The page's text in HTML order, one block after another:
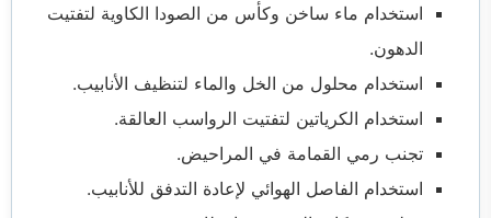
استخدام ماء ساخن وكأس من الصودا الكاوية لتفتيت
الدهون.
استخدام محلول من الخل والماء لتنظيف الأنابيب.
استخدام الكرياتين لتفتيت الرواسب العالقة.
تجنب رمي القمامة في المراحيض.
استخدام الفاصل الهوائي لإعادة التدفق للأنابيب.